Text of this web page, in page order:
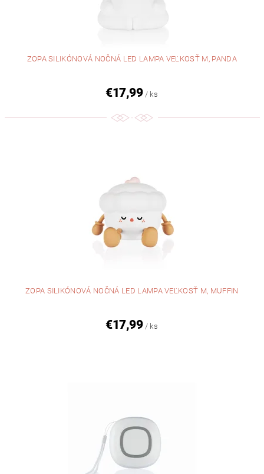
ZOPA SILIKÓNOVÁ NOČNÁ LED LAMPA VEĽKOSŤ M, PANDA
€17,99 / ks
ZOPA SILIKÓNOVÁ NOČNÁ LED LAMPA VEĽKOSŤ M, MUFFIN
€17,99 / ks